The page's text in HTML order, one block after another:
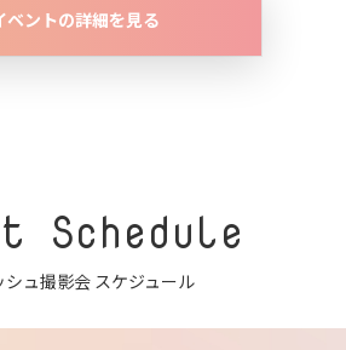
ベントの詳細を見る
Schedule
シュ撮影会 スケジュール